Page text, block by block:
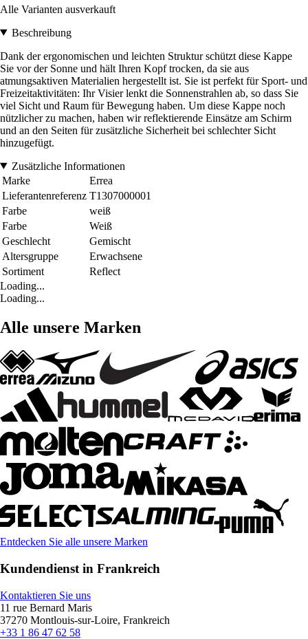
Alle Varianten ausverkauft
Beschreibung
Dank der ergonomischen und leichten Struktur schützt diese Kappe
Sie vor der Sonne und hält Ihren Kopf trocken, da sie aus
atmungsaktiven Materialien hergestellt ist. Sie ist perfekt für Sport- und
Freizeitaktivitäten: Ihr Visier lenkt die Sonnenstrahlen ab, so dass Sie
viel Sicht und Raum für Bewegung haben. Um diese Kappe noch
nützlicher zu machen, haben wir reflektierende Einsätze am Schirm
und an den Seiten für zusätzliche Sicherheit bei schlechter Sicht
hinzugefügt.
Zusätzliche Informationen
Marke
Errea
Lieferantenreferenz T1307000001
Farbe
weiß
Farbe
Weiß
Geschlecht
Gemischt
Altersgruppe
Erwachsene
Sortiment
Reflect
Loading...
Loading...
Alle unsere Marken
Entdecken Sie alle unsere Marken
Kundendienst in Frankreich
Kontaktieren Sie uns
11 rue Bernard Maris
37270 Montlouis-sur-Loire, Frankreich
+33 1 86 47 62 58